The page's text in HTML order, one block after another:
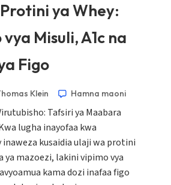
ya Whey:
Misuli, A1c na
Figo
Klein Hamna maoni
Tafsiri ya Maabara
lugha inayofaa kwa
inaweza kusaidia ulaji wa protini
ya mazoezi, lakini vipimo vya
kama dozi inafaa figo